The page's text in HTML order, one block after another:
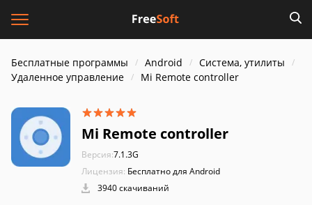
Бесплатные программы Android
Система, утилиты
Удаленное управление
Mi Remote controller
Mi Remote controller
Версия:7.1.3G
Лицензия: Бесплатно для Android
3940 скачиваний